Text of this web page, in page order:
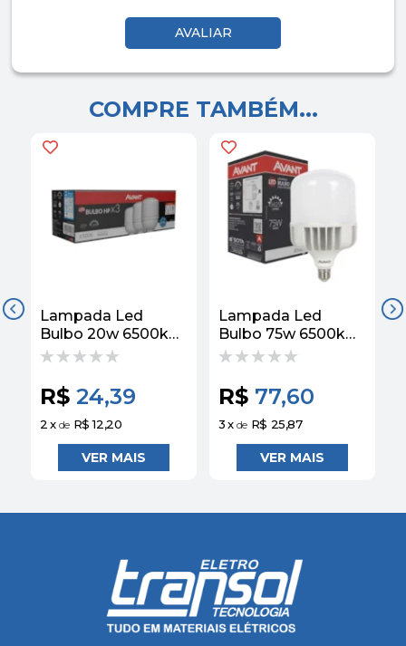
COMPRE TAMBÉM...
Lampada Led
Bulbo 20w 6500k
Kit Com 3
278181474 Bivolt -
Avant
R$ 24,39
2x de R$ 12,20
Lampada Led
Bulbo 75w 6500k
Bivolt 789301378 -
R$ 77,60
3x de R$ 25,87